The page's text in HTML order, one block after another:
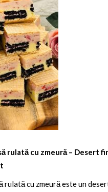
rulată cu zmeură – Desert
rulată cu zmeură este un